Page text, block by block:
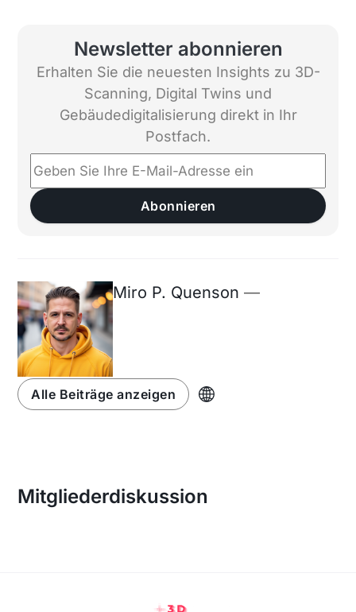
Newsletter abonnieren
Erhalten Sie die neuesten Insights zu 3D-
Scanning, Digital Twins und
Gebäudedigitalisierung direkt in Ihr
Postfach.
Abonnieren
Miro P. Quenson —
Alle Beiträge anzeigen
Mitgliederdiskussion